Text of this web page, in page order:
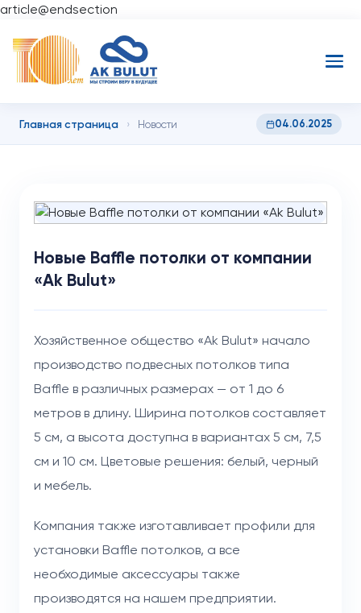
article@endsection
Главная страница › Новости 04.06.2025
Новые Baffle потолки от компании
«Ak Bulut»
Хозяйственное общество «Ak Bulut» начало
производство подвесных потолков типа
Baffle в различных размерах — от 1 до 6
метров в длину. Ширина потолков составляет
5 см, а высота доступна в вариантах 5 см, 7,5
см и 10 см. Цветовые решения: белый, черный
и мебель.
Компания также изготавливает профили для
установки Baffle потолков, а все
необходимые аксессуары также
производятся на нашем предприятии.